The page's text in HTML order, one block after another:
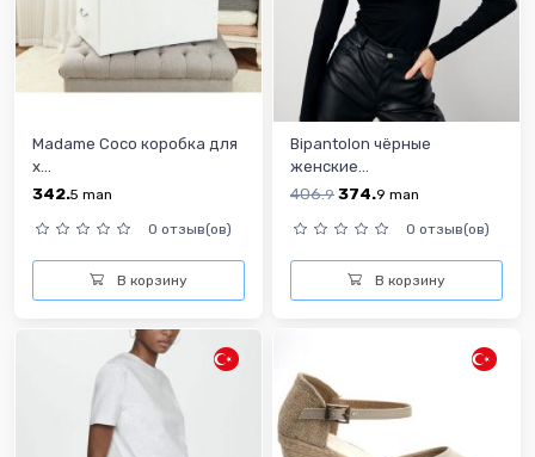
Madame Coco коробка для
х...
342.5 man
0 отзыв(ов)
В корзину
Bipantolon чёрные
женские...
406.9 374.9 man
0 отзыв(ов)
В корзину